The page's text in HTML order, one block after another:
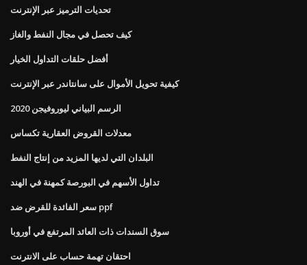
تحديات الترميز عبر الإنترنت
كيف تحصل في مجال النفط والغاز
أفضل حلقات التداول الخيار
كيفية تحويل الأموال على سانتاندر عبر الإنترنت
الرسم البياني ليوروفيجن 2020
معدلات القروض العقارية تكساس
البلدان التي لديها المزيد من إنتاج النفط
تداول الأسهم في البورصة كمهنة في الهند
سعر الفائدة للقرض ضد ppf
سوق السندات ذات العائد المرتفع في أوروبا
احتقان تهمة حساب على الانترنت